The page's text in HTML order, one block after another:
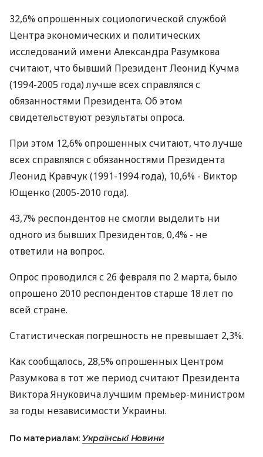
32,6% опрошенных социологической службой
Центра экономических и политических
исследований имени Александра Разумкова
считают, что бывший Президент Леонид Кучма
(1994-2005 года) лучше всех справлялся с
обязанностями Президента. Об этом
свидетельствуют результаты опроса.
При этом 12,6% опрошенных считают, что лучше
всех справлялся с обязанностями Президента
Леонид Кравчук (1991-1994 года), 10,6% - Виктор
Ющенко (2005-2010 года).
43,7% респондентов не смогли выделить ни
одного из бывших Президентов, 0,4% - не
ответили на вопрос.
Опрос проводился с 26 февраля по 2 марта, было
опрошено 2010 респондентов старше 18 лет по
всей стране.
Статистическая погрешность не превышает 2,3%.
Как сообщалось, 28,5% опрошенных Центром
Разумкова в тот же период считают Президента
Виктора Януковича лучшим премьер-министром
за годы независимости Украины.
По материалам: Українські Новини